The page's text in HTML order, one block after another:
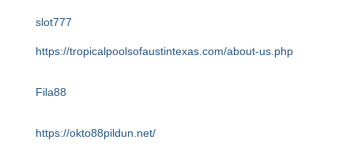
slot777
https://tropicalpoolsofaustintexas.com/about-us.php
Fila88
https://okto88pildun.net/